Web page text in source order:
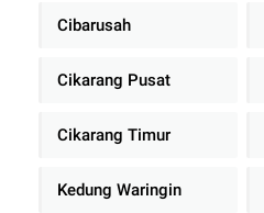
Cibarusah
Cikarang Pusat
Cikarang Timur
Kedung Waringin